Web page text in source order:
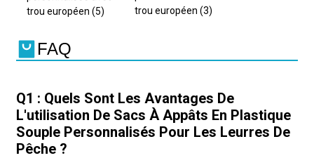
FAQ
Q1 : Quels Sont Les Avantages De
L'utilisation De Sacs À Appâts En Plastique
Souple Personnalisés Pour Les Leurres De
Pêche ?